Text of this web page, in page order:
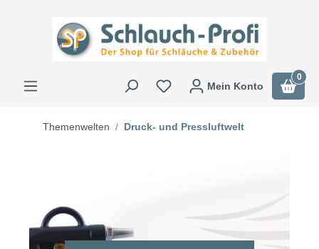
Mein Konto
0
Themenwelten Druck- und Pressluftwelt